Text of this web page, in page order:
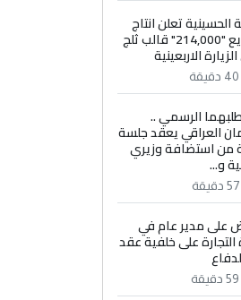
الحسينية تعلن انتاج
وتوزيع "214,000" قالب ثلج
الاربعينية
الرسمي ..
العراقي يعقد جلسة
من استضافة وزيري
و...
على مدير عام في
التجارة على خلفية عقد